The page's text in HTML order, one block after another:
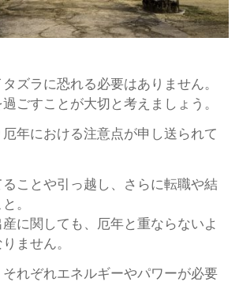
ズラに恐れる必要はありません。
ごすことが大切と考えましょう。
年における注意点が申し送られて
ことや引っ越し、さらに転職や結
。
に関しても、厄年と重ならないよ
ません。
れぞれエネルギーやパワーが必要